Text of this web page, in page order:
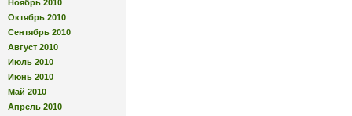
Ноябрь 2010
Октябрь 2010
Сентябрь 2010
Август 2010
Июль 2010
Июнь 2010
Май 2010
Апрель 2010